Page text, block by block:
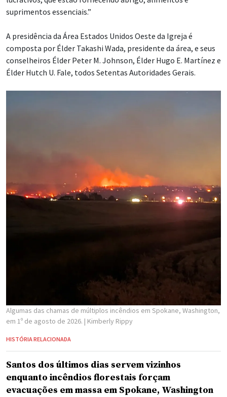
suprimentos essenciais.”
A presidência da Área Estados Unidos Oeste da Igreja é
composta por Élder Takashi Wada, presidente da área, e seus
conselheiros Élder Peter M. Johnson, Élder Hugo E. Martínez e
Élder Hutch U. Fale, todos Setentas Autoridades Gerais.
Algumas das chamas de múltiplos incêndios em Spokane, Washington,
em 1º de agosto de 2026. | Kimberly Rippy
HISTÓRIA RELACIONADA
Santos dos últimos dias servem vizinhos
enquanto incêndios florestais forçam
evacuações em massa em Spokane, Washington